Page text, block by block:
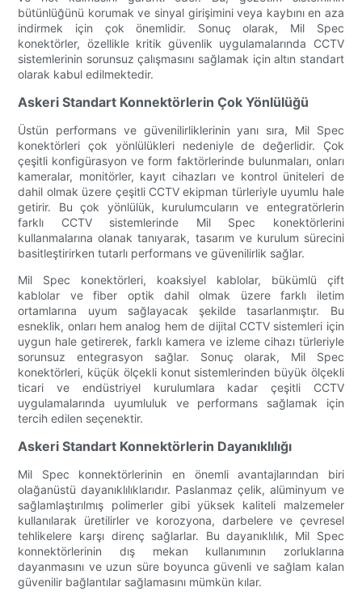
bütünlüğünü korumak ve sinyal girişimini veya kaybını en aza
indirmek için çok önemlidir. Sonuç olarak, Mil Spec
konektörler, özellikle kritik güvenlik uygulamalarında CCTV
sistemlerinin sorunsuz çalışmasını sağlamak için altın standart
olarak kabul edilmektedir.
Askeri Standart Konnektörlerin Çok Yönlülüğü
Üstün performans ve güvenilirliklerinin yanı sıra, Mil Spec
konektörleri çok yönlülükleri nedeniyle de değerlidir. Çok
çeşitli konfigürasyon ve form faktörlerinde bulunmaları, onları
kameralar, monitörler, kayıt cihazları ve kontrol üniteleri de
dahil olmak üzere çeşitli CCTV ekipman türleriyle uyumlu hale
getirir. Bu çok yönlülük, kurulumcuların ve entegratörlerin
farklı CCTV sistemlerinde Mil Spec konektörlerini
kullanmalarına olanak tanıyarak, tasarım ve kurulum sürecini
basitleştirirken tutarlı performans ve güvenilirlik sağlar.
Mil Spec konektörleri, koaksiyel kablolar, bükümlü çift
kablolar ve fiber optik dahil olmak üzere farklı iletim
ortamlarına uyum sağlayacak şekilde tasarlanmıştır. Bu
esneklik, onları hem analog hem de dijital CCTV sistemleri için
uygun hale getirerek, farklı kamera ve izleme cihazı türleriyle
sorunsuz entegrasyon sağlar. Sonuç olarak, Mil Spec
konektörleri, küçük ölçekli konut sistemlerinden büyük ölçekli
ticari ve endüstriyel kurulumlara kadar çeşitli CCTV
uygulamalarında uyumluluk ve performans sağlamak için
tercih edilen seçenektir.
Askeri Standart Konnektörlerin Dayanıklılığı
Mil Spec konnektörlerinin en önemli avantajlarından biri
olağanüstü dayanıklılıklarıdır. Paslanmaz çelik, alüminyum ve
sağlamlaştırılmış polimerler gibi yüksek kaliteli malzemeler
kullanılarak üretilirler ve korozyona, darbelere ve çevresel
tehlikelere karşı direnç sağlarlar. Bu dayanıklılık, Mil Spec
konnektörlerinin dış mekan kullanımının zorluklarına
dayanmasını ve uzun süre boyunca güvenli ve sağlam kalan
güvenilir bağlantılar sağlamasını mümkün kılar.